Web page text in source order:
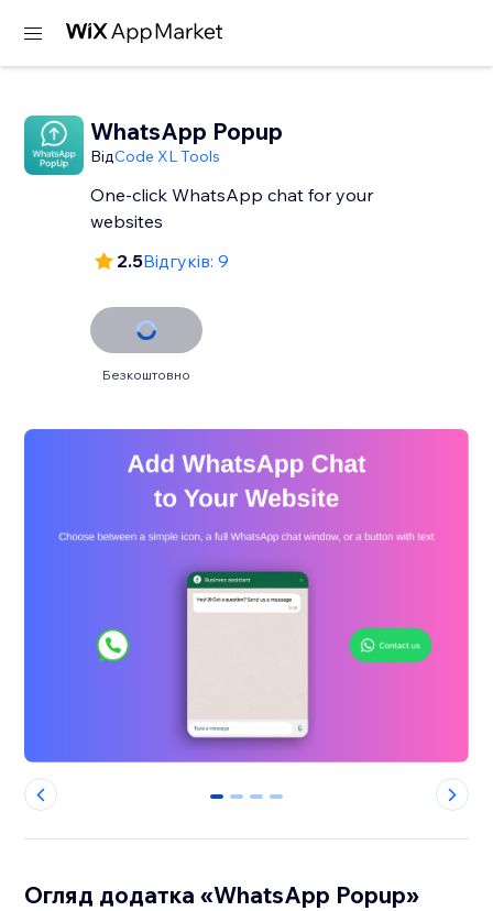
WhatsApp Popup
ВідCode XL Tools
One-click WhatsApp chat for your
websites
2.5Відгуків: 9
Безкоштовно
0 1 2 3
Огляд додатка «WhatsApp Popup»